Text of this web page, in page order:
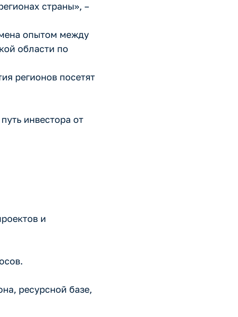
страны», –
опытом между
области по
регионов посетят
инвестора от
и
ресурсной базе,